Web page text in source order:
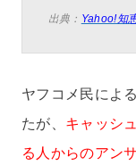
出典： Yahoo!知
ヤフコメ民によ
たが、 キャッシ
る人からのアン